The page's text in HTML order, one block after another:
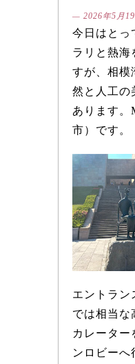
— 2026年5月
今日はと
ラリと熱海
すが、相模
然と人工の
あります。
市）です。
エントラン
では相当な
カレーター
ンロビーへ